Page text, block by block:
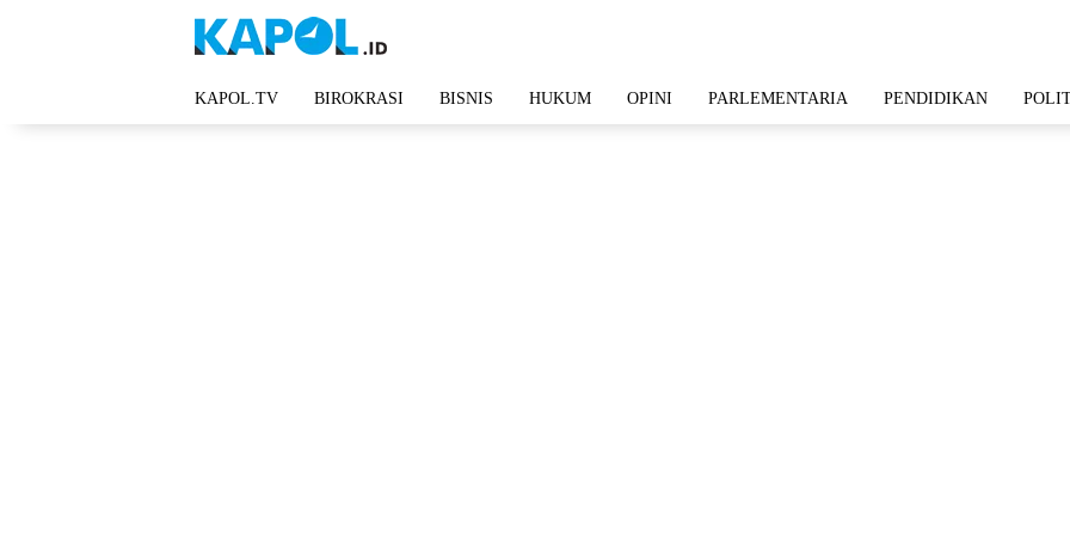
KAPOL.TV BIROKRASI BISNIS HUKUM OPINI PARLEMENTARIA PENDIDIKAN